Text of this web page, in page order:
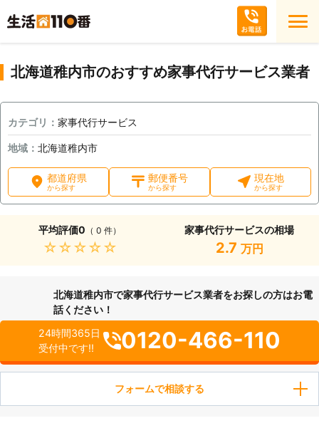
北海道稚内市のおすすめ家事代行サービス業者
カテゴリ： 家事代行サービス
地域： 北海道稚内市
都道府県
から探す
郵便番号
から探す
現在地
から探す
平均評価0 （ 0 件）
★★★★★
家事代行サービスの相場
2.7 万円
北海道稚内市で家事代行サービス業者をお探しの方はお電
話ください！
24時間365日
受付中です!!
0120-466-110
フォームで相談する